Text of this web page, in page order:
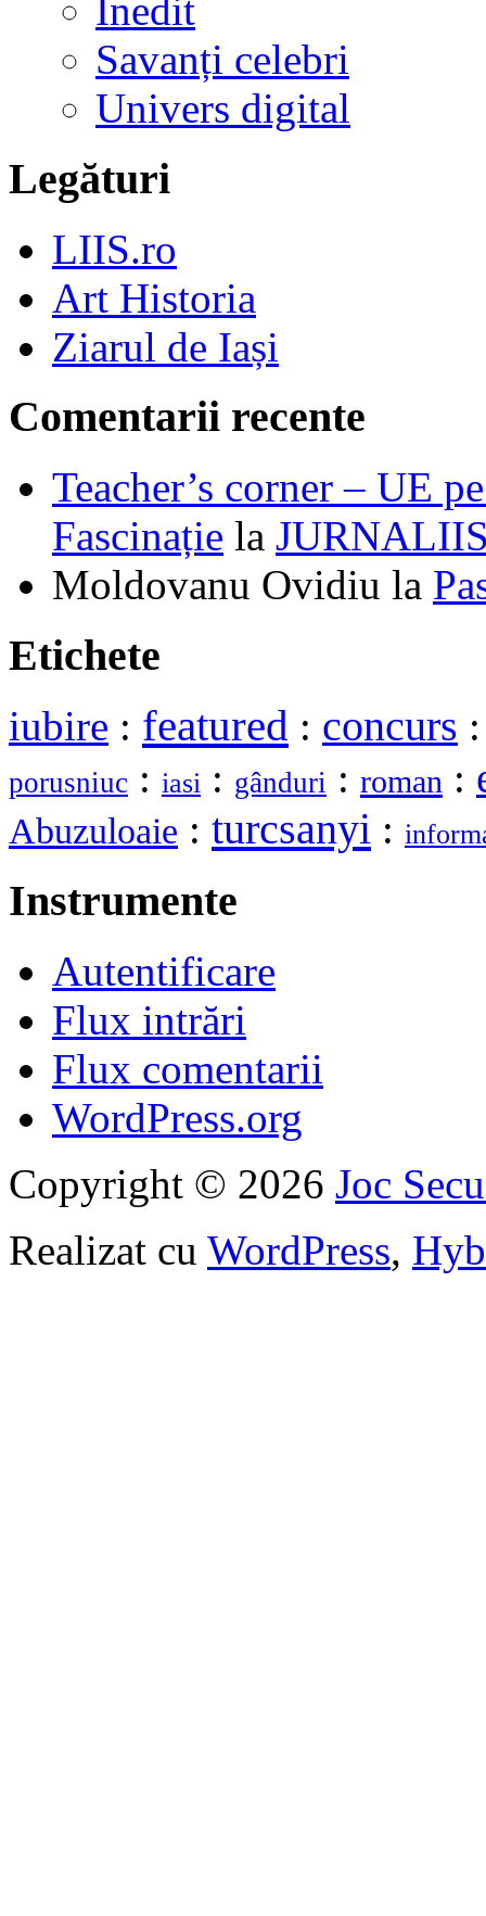
Inedit
Savanți celebri
Univers digital
Legături
LIIS.ro
Art Historia
Ziarul de Iași
Comentarii recente
Teacher’s corner – UE
Fascinație la
Moldovanu Ovidiu la
Etichete
iubire : featured : concurs
porusniuc : iasi : gânduri : roman :
Abuzuloaie : turcsanyi :
Instrumente
Autentificare
Flux intrări
Flux comentarii
WordPress.org
Copyright © 2026 Joc
Realizat cu WordPress,